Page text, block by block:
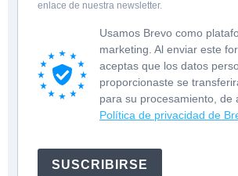
enlace de nuestra newsletter.
Usamos Brevo como
marketing. Al enviar este
aceptas que los datos
proporcionaste se
para su procesamiento, de
Política de privacidad de
SUSCRIBIRSE